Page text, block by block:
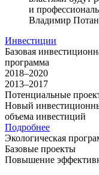
и
Владимир
Инвестиции
Базовая
программа
2018–2020
2013–2017
Потенциальные
Новый
объема инвестиций
Подробнее
Экологическая
Базовые проекты
Повышение